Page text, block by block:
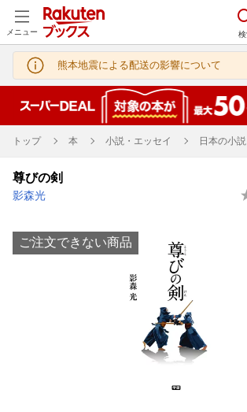
メニュー
熊本地震による配送の影響について
トップ 本 小説・エッセイ 日本の小説
尊びの剣
影森光
ご注文できない商品